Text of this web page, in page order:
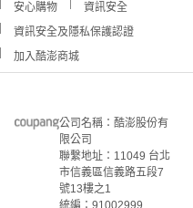
安心購物
資訊安全
資訊安全及隱私保護認證
加入酷澎商城
公司名稱：酷澎股份有
限公司
聯繫地址：11049 台北
市信義區信義路五段7
號13樓之1
統編：91002999